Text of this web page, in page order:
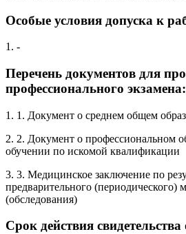
Особые условия допуска к
1. -
Перечень документов для
профессионального экзамена:
1. 1. Документ о среднем общем
2. 2. Документ о профессиональном
обучении по искомой квалификации
3. 3. Медицинское заключение по
предварительного (периодического)
(обследования)
Срок действия